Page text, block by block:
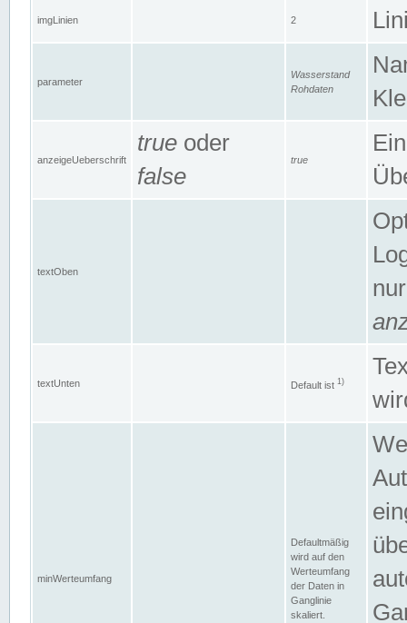
imgLinien 2
parameter
Wasserstand
Rohdaten
anzeigeUeberschrift
true oder
false
true
textOben
textUnten Default ist 1)
minWerteumfang
Defaultmäßig
wird auf den
Werteumfang
der Daten in
Ganglinie
skaliert.